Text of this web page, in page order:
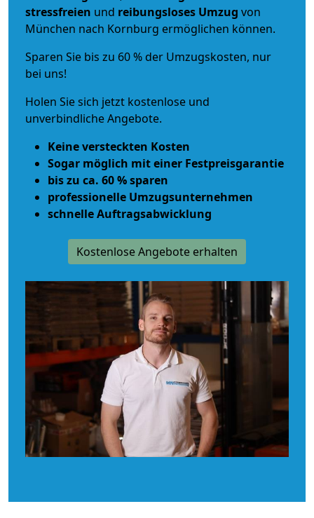
stressfreien und reibungsloses Umzug von
München nach Kornburg ermöglichen können.
Sparen Sie bis zu 60 % der Umzugskosten, nur
bei uns!
Holen Sie sich jetzt kostenlose und
unverbindliche Angebote.
Keine versteckten Kosten
Sogar möglich mit einer Festpreisgarantie
bis zu ca. 60 % sparen
professionelle Umzugsunternehmen
schnelle Auftragsabwicklung
Kostenlose Angebote erhalten